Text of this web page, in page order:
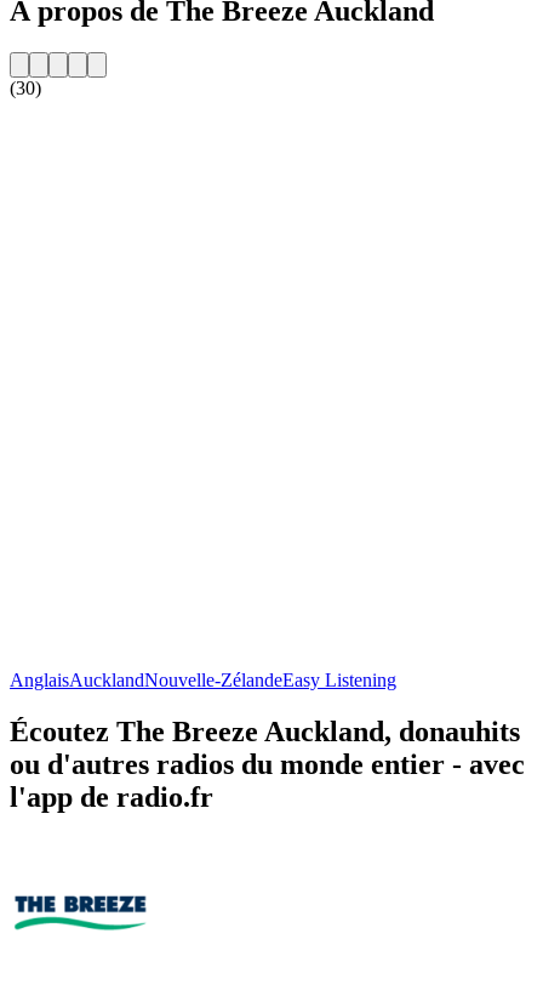
À propos de The Breeze Auckland
(30)
AnglaisAucklandNouvelle-ZélandeEasy Listening
Écoutez The Breeze Auckland, donauhits
ou d'autres radios du monde entier - avec
l'app de radio.fr